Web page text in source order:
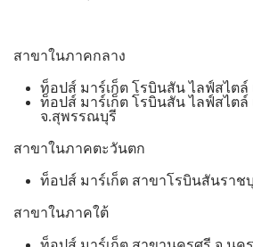
สาขาในภาคกลาง
ท็อปส์ มาร์เก็ต โรบินสัน ไลฟ์สไตล์
ท็อปส์ มาร์เก็ต โรบินสัน ไลฟ์สไตล์
จ.สุพรรณบุรี
สาขาในภาคตะวันตก
ท็อปส์ มาร์เก็ต สาขาโรบินสันราช
สาขาในภาคใต้